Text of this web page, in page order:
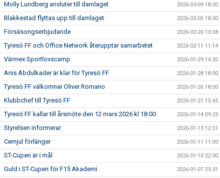
Molly Lundberg ansluter till damlaget 2026-03-09 18:00
Blakkestad flyttas upp till damlaget 2026-03-05 18:00
Försäsongserbjudande 2026-02-20 13:08
Tyresö FF och Office Network återupptar samarbetet 2026-02-11 11:14
Värmex Sportlovscamp 2026-01-29 14:20
Anis Abdulkader är klar för Tyresö FF 2026-01-28 18:00
Tyresö FF välkomnar Oliver Romano 2026-01-26 18:00
Klubbchef till Tyresö FF 2026-01-21 15:45
Tyresö FF kallar till årsmöte den 12 mars 2026 kl 18:00 2026-01-14 09:29
Styrelsen informerar 2026-01-13 12:51
Cernjul förlänger 2026-01-11 11:00
ST-Cupen är i mål 2026-01-10 22:00
Guld i ST-Cupen för F15 Akademi 2026-01-07 23:31